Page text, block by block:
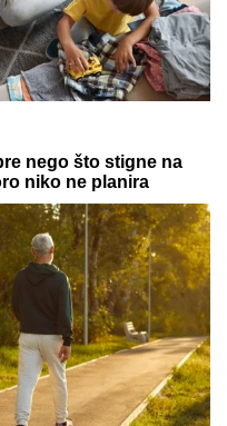
nego što stigne na
niko ne planira